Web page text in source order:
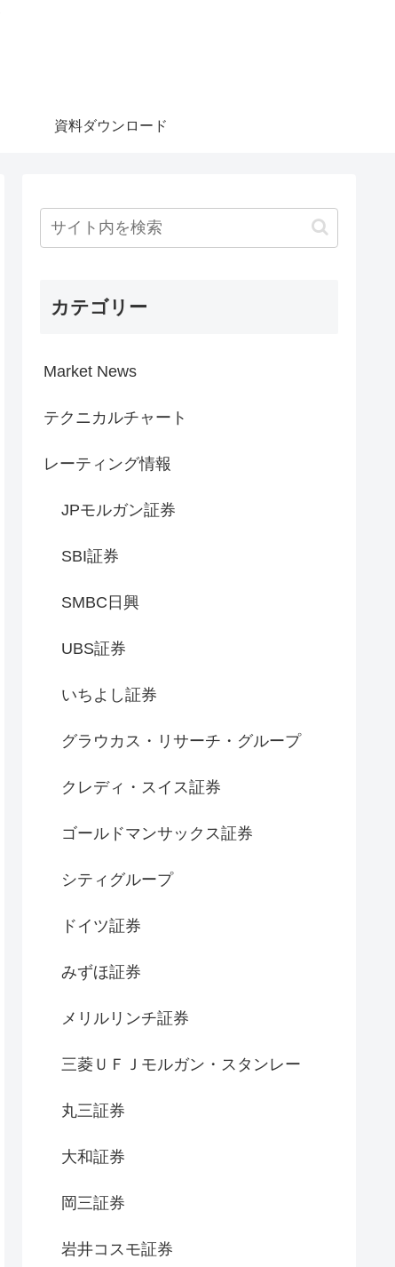
資料ダウンロード
カテゴリー
Market News
テクニカルチャート
レーティング情報
JPモルガン証券
SBI証券
SMBC日興
UBS証券
いちよし証券
グラウカス・リサーチ・グループ
クレディ・スイス証券
ゴールドマンサックス証券
シティグループ
ドイツ証券
みずほ証券
メリルリンチ証券
三菱ＵＦＪモルガン・スタンレー
丸三証券
大和証券
岡三証券
岩井コスモ証券